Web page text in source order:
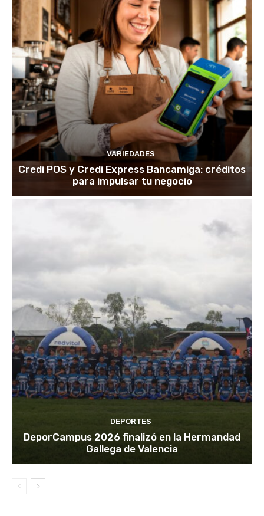
VARIEDADES
Credi POS y Credi Express Bancamiga: créditos
para impulsar tu negocio
DEPORTES
DeporCampus 2026 finalizó en la Hermandad
Gallega de Valencia